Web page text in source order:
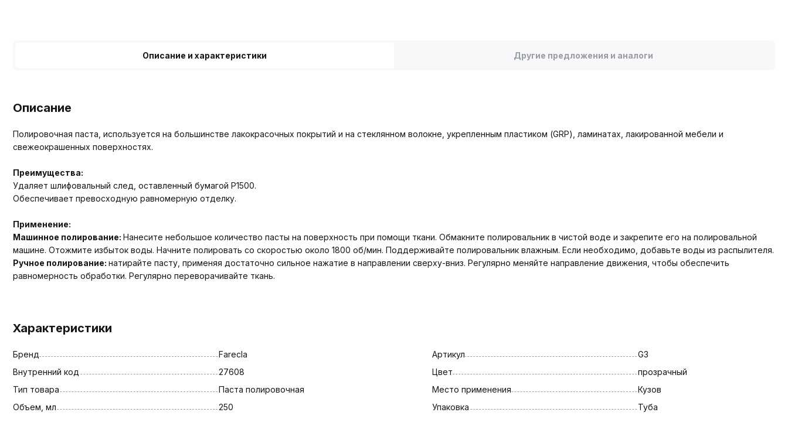
Описание и характеристики Другие предложения и аналоги
Описание
Полировочная паста, используется на большинстве лакокрасочных покрытий и на стеклянном волокне, укрепленным пластиком (GRP), ламинатах, лакированной мебели и
свежеокрашенных поверхностях.
Преимущества:
Удаляет шлифовальный след, оставленный бумагой Р1500.
Обеспечивает превосходную равномерную отделку.
Применение:
Машинное полирование: Нанесите небольшое количество пасты на поверхность при помощи ткани. Обмакните полировальник в чистой воде и закрепите его на полировальной
машине. Отожмите избыток воды. Начните полировать со скоростью около 1800 об/мин. Поддерживайте полировальник влажным. Если необходимо, добавьте воды из распылителя.
Ручное полирование: натирайте пасту, применяя достаточно сильное нажатие в направлении сверху-вниз. Регулярно меняйте направление движения, чтобы обеспечить
равномерность обработки. Регулярно переворачивайте ткань.
Характеристики
Бренд
Farecla
Внутренний код
27608
Тип товара
Паста полировочная
Объем, мл
250
Артикул
G3
Цвет
прозрачный
Место применения
Кузов
Упаковка
Туба